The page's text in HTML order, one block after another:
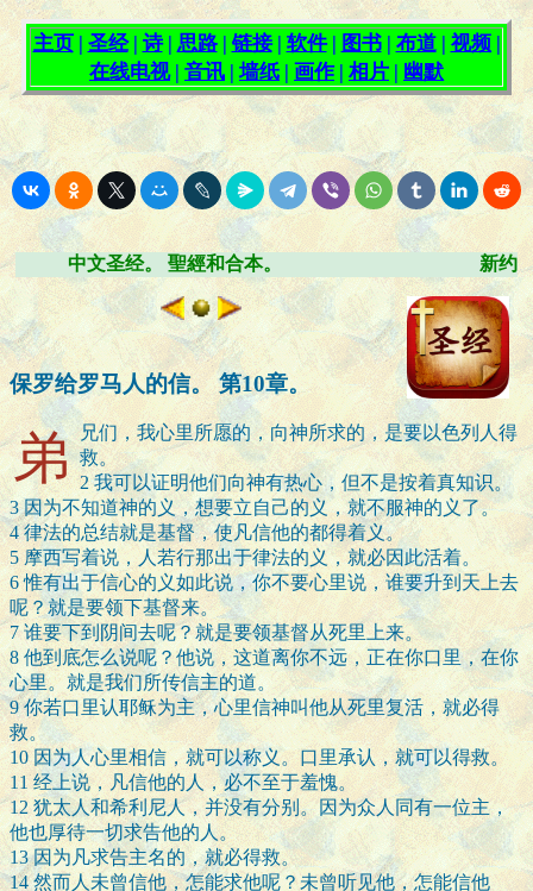
中文圣经。 聖經和合本。 新约
保罗给罗马人的信。 第10章。
弟
兄们，我心里所愿的，向神所求的，是要以色列人得
救。
2我可以证明他们向神有热心，但不是按着真知识。
3因为不知道神的义，想要立自己的义，就不服神的义了。
4律法的总结就是基督，使凡信他的都得着义。
5摩西写着说，人若行那出于律法的义，就必因此活着。
6惟有出于信心的义如此说，你不要心里说，谁要升到天上去
呢？就是要领下基督来。
7谁要下到阴间去呢？就是要领基督从死里上来。
8 他到底怎么说呢？他说，这道离你不远，正在你口里，在你
心里。就是我们所传信主的道。
9你若口里认耶稣为主，心里信神叫他从死里复活，就必得
救。
10 因为人心里相信，就可以称义。口里承认，就可以得救。
11经上说，凡信他的人，必不至于羞愧。
12 犹太人和希利尼人，并没有分别。因为众人同有一位主，
他也厚待一切求告他的人。
13因为凡求告主名的，就必得救。
14然而人未曾信他，怎能求他呢？未曾听见他，怎能信他